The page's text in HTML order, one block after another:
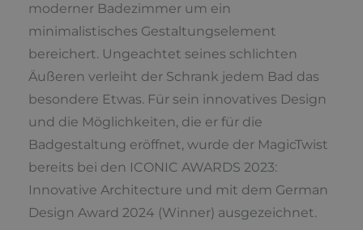
moderner Badezimmer um ein
minimalistisches Gestaltungselement
bereichert. Ungeachtet seines schlichten
Äußeren verleiht der Schrank jedem Bad das
besondere Etwas. Für sein innovatives Design
und die Möglichkeiten, die er für die
Badgestaltung eröffnet, wurde der MagicTwist
bereits bei den ICONIC AWARDS 2023:
Innovative Architecture und mit dem German
Design Award 2024 (Winner) ausgezeichnet.